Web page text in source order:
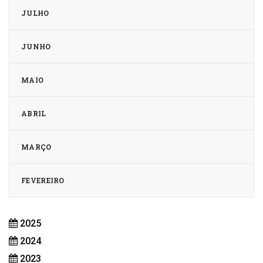
JULHO
JUNHO
MAIO
ABRIL
MARÇO
FEVEREIRO
2025
2024
2023